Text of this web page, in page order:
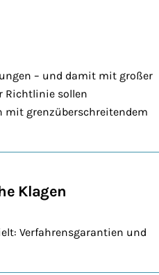
– und damit mit großer
Richtlinie sollen
mit grenzüberschreitendem
Klagen
Verfahrensgarantien und